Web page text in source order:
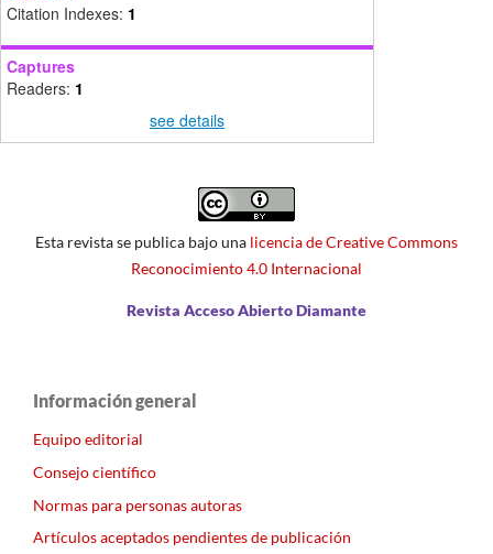
Citation Indexes: 1
Captures
Readers: 1
see details
Esta revista se publica bajo una licencia de Creative Commons
Reconocimiento 4.0 Internacional
Revista Acceso Abierto Diamante
Información general
Equipo editorial
Consejo científico
Normas para personas autoras
Artículos aceptados pendientes de publicación